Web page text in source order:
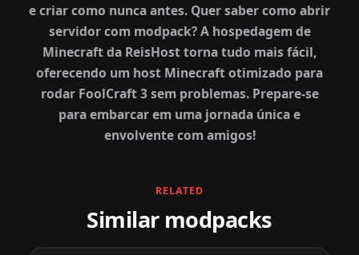
e criar como nunca antes. Quer saber como abrir
servidor com modpack? A hospedagem de
Minecraft da ReisHost torna tudo mais fácil,
oferecendo um host Minecraft otimizado para
rodar FoolCraft 3 sem problemas. Prepare-se
para embarcar em uma jornada única e
envolvente com amigos!
RELATED
Similar modpacks